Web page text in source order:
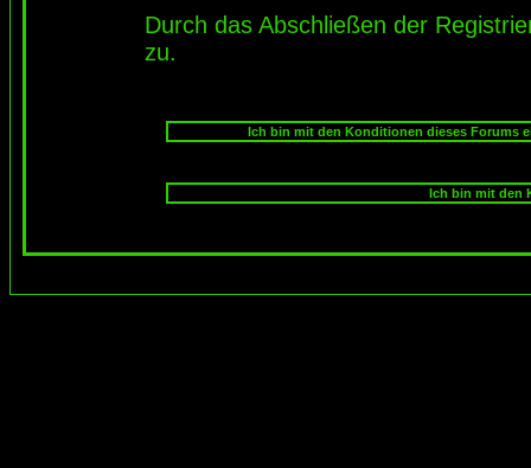
Durch das Abschließen der
zu.